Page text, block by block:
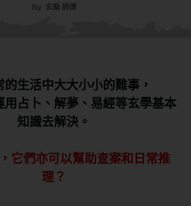
By 玄燊 師傅
的生活中大大小小的難事，
用占卜、解夢、易經等玄學基本
知識去解決。
它們亦可以幫助查案和日常推
理？